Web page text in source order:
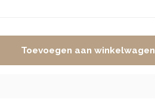
Toevoegen aan winkelwagen